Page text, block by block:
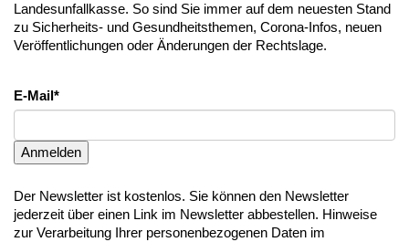
Landesunfallkasse. So sind Sie immer auf dem neuesten Stand
zu Sicherheits- und Gesundheitsthemen, Corona-Infos, neuen
Veröffentlichungen oder Änderungen der Rechtslage.
E-Mail*
Anmelden
Der Newsletter ist kostenlos. Sie können den Newsletter
jederzeit über einen Link im Newsletter abbestellen. Hinweise
zur Verarbeitung Ihrer personenbezogenen Daten im